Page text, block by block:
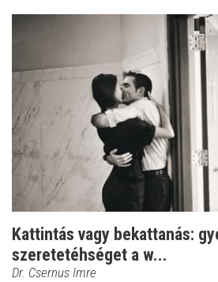
Kattintás vagy bekattanás:
szeretetéhséget a w...
Dr. Csernus Imre